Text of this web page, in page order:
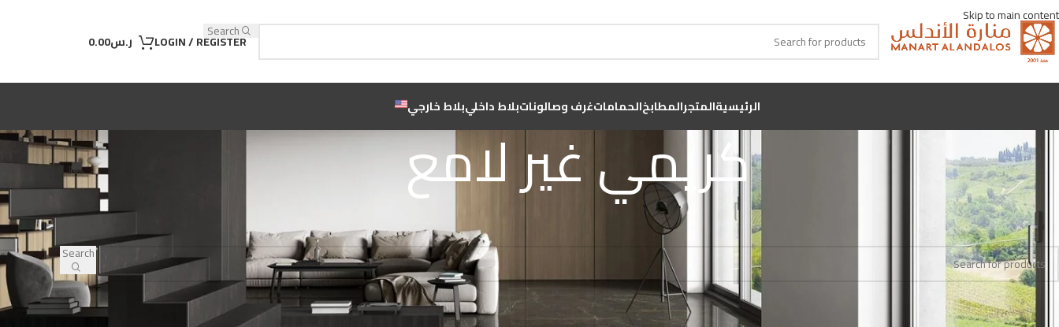
Skip to main content
Search
LOGIN / REGISTER ر.س0.00
الرئيسيةالمتجرالمطابخالحماماتغرف وصالوناتبلاط داخليبلاط خارجي
كريمي غير لامع Home اللون كريمي غير لامع
No products were found matching your selection.
Search